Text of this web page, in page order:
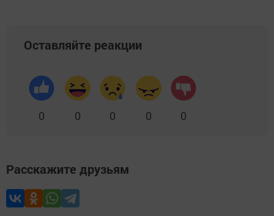
Оставляйте реакции
0 0 0 0 0
Расскажите друзьям